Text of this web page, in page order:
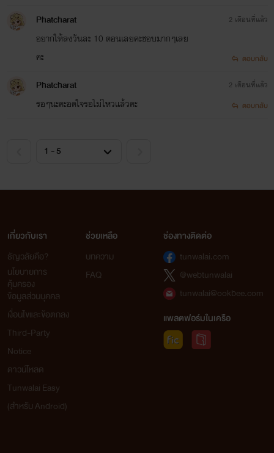
Phatcharat
อยากให้ลงวันละ 10 ตอนเลยคะชอบมากๆเลย
คะ
2 เดือนที่แล้ว
ตอบกลับ
Phatcharat
รอๆนะคะอดใจรอไม่ไหวแล้วคะ
2 เดือนที่แล้ว
ตอบกลับ
เกี่ยวกับเรา
ธัญวลัยคือ?
นโยบายการ
คุ้มครอง
ข้อมูลส่วนบุคคล
เงื่อนไขและข้อตกลง
Third-Party
Notice
ดาวน์โหลด
Tunwalai Easy
(สำหรับ Android)
ช่วยเหลือ
บทความ
FAQ
ช่องทางติดต่อ
tunwalai.com
@webtunwalai
tunwalai@ookbee.com
แพลตฟอร์มในเครือ